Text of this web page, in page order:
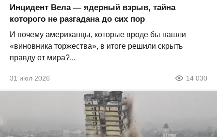
Инцидент Вела — ядерный взрыв, тайна
которого не разгадана до сих пор
И почему американцы, которые вроде бы нашли
«виновника торжества», в итоге решили скрыть
правду от мира?...
31 июл 2026 14 030